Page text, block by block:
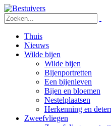
Thuis
Nieuws
Wilde bijen
Wilde bijen
Bijenportretten
Een bijenleven
Bijen en bloemen
Nestelplaatsen
Herkenning en
Zweefvliegen